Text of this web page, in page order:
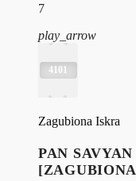
7
play_arrow
4101
Zagubiona Iskra
PAN